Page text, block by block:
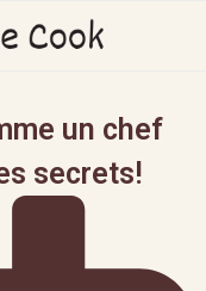
un chef
secrets!